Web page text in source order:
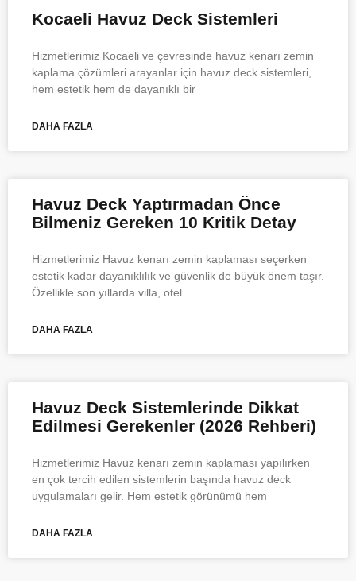
Kocaeli Havuz Deck Sistemleri
Hizmetlerimiz Kocaeli ve çevresinde havuz kenarı zemin
kaplama çözümleri arayanlar için havuz deck sistemleri,
hem estetik hem de dayanıklı bir
DAHA FAZLA
Havuz Deck Yaptırmadan Önce
Bilmeniz Gereken 10 Kritik Detay
Hizmetlerimiz Havuz kenarı zemin kaplaması seçerken
estetik kadar dayanıklılık ve güvenlik de büyük önem taşır.
Özellikle son yıllarda villa, otel
DAHA FAZLA
Havuz Deck Sistemlerinde Dikkat
Edilmesi Gerekenler (2026 Rehberi)
Hizmetlerimiz Havuz kenarı zemin kaplaması yapılırken
en çok tercih edilen sistemlerin başında havuz deck
uygulamaları gelir. Hem estetik görünümü hem
DAHA FAZLA